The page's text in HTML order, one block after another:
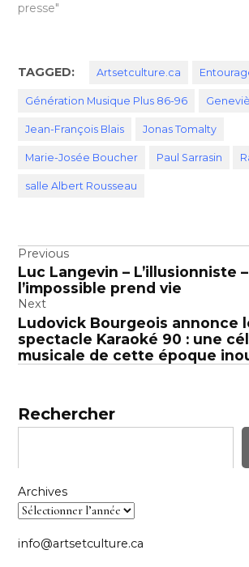
presse"
TAGGED: Artsetculture.ca
Génération Musique Plus 86-96
Jean-François Blais Jonas Tomalty
Marie-Josée Boucher Paul Sarrasin
salle Albert Rousseau
Navigation
de
l’article
Previous
Luc Langevin – L’illusionniste
l’impossible prend vie
Next
Ludovick Bourgeois annonce
spectacle Karaoké 90 : une
musicale de cette époque
Rechercher
Archives
info@artsetculture.ca